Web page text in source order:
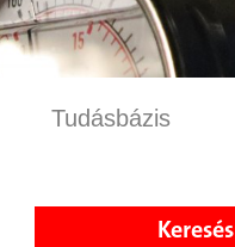
Tudásbázis
Keresés